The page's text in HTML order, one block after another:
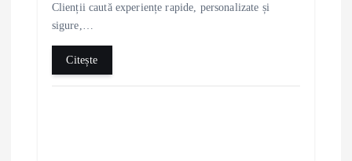
Clienții caută experiențe rapide, personalizate și
sigure,…
Citește